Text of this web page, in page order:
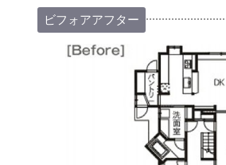
ビフォアアフター